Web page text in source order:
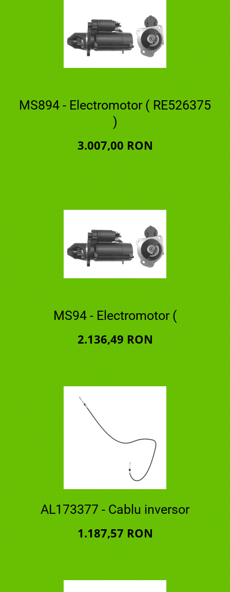
MS894 - Electromotor ( RE526375
)
3.007,00 RON
MS94 - Electromotor (
2.136,49 RON
AL173377 - Cablu inversor
1.187,57 RON